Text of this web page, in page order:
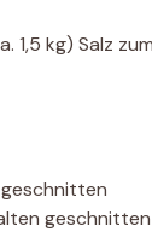
1,5 kg) Salz
geschnitten
geschnitten